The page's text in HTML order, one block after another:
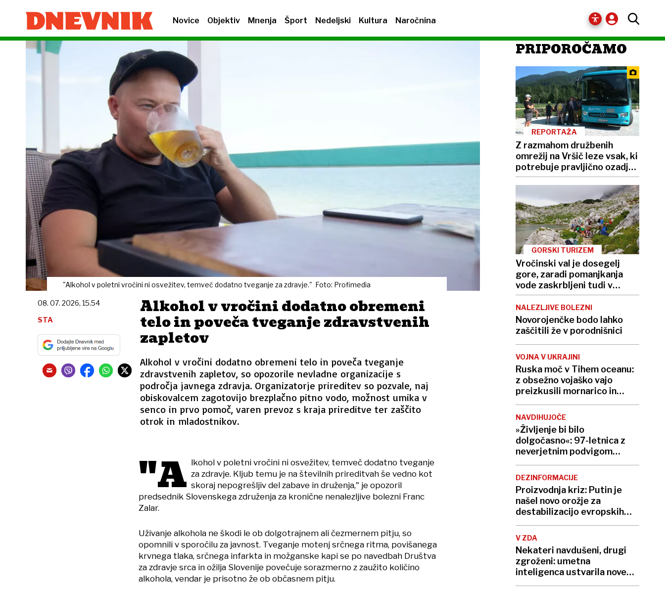
Novice Objektiv Mnenja Šport Nedeljski Kultura Naročnina
"Alkohol v poletni vročini ni osvežitev, temveč dodatno tveganje za zdravje." Foto: Profimedia
Alkohol v vročini dodatno obremeni
telo in poveča tveganje zdravstvenih
zapletov
Alkohol v vročini dodatno obremeni telo in poveča tveganje
zdravstvenih zapletov, so opozorile nevladne organizacije s
področja javnega zdravja. Organizatorje prireditev so pozvale, naj
obiskovalcem zagotovijo brezplačno pitno vodo, možnost umika v
senco in prvo pomoč, varen prevoz s kraja prireditve ter zaščito
otrok in mladostnikov.
08. 07. 2026, 15.54
STA
"A lkohol v poletni vročini ni osvežitev, temveč dodatno tveganje
za zdravje. Kljub temu je na številnih prireditvah še vedno kot
skoraj nepogrešljiv del zabave in druženja," je opozoril
predsednik Slovenskega združenja za kronične nenalezljive bolezni Franc
Zalar.
Uživanje alkohola ne škodi le ob dolgotrajnem ali čezmernem pitju, so
opomnili v sporočilu za javnost. Tveganje motenj srčnega ritma, povišanega
krvnega tlaka, srčnega infarkta in možganske kapi se po navedbah Društva
za zdravje srca in ožilja Slovenije povečuje sorazmerno z zaužito količino
alkohola, vendar je prisotno že ob občasnem pitju.
PRIPOROČAMO
REPORTAŽA
Z razmahom družbenih
omrežij na Vršič leze vsak, ki
potrebuje pravljično ozadje
za selfije
GORSKI TURIZEM
Vročinski val je dosegelj
gore, zaradi pomanjkanja
vode zaskrbljeni tudi v
kočah
NALEZLJIVE BOLEZNI
Novorojenčke bodo lahko
zaščitili že v porodnišnici
VOJNA V UKRAJINI
Ruska moč v Tihem oceanu:
z obsežno vojaško vajo
preizkusili mornarico in
balistične rakete
NAVDIHUJOČE
»Življenje bi bilo
dolgočasno«: 97-letnica z
neverjetnim podvigom
podrla lastni rekord
DEZINFORMACIJE
Proizvodnja kriz: Putin je
našel novo orožje za
destabilizacijo evropskih
demokracij
V ZDA
Nekateri navdušeni, drugi
zgroženi: umetna
inteligenca ustvarila nove
viruse